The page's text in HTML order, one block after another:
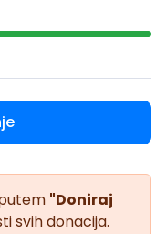
"Doniraj
svih donacija.